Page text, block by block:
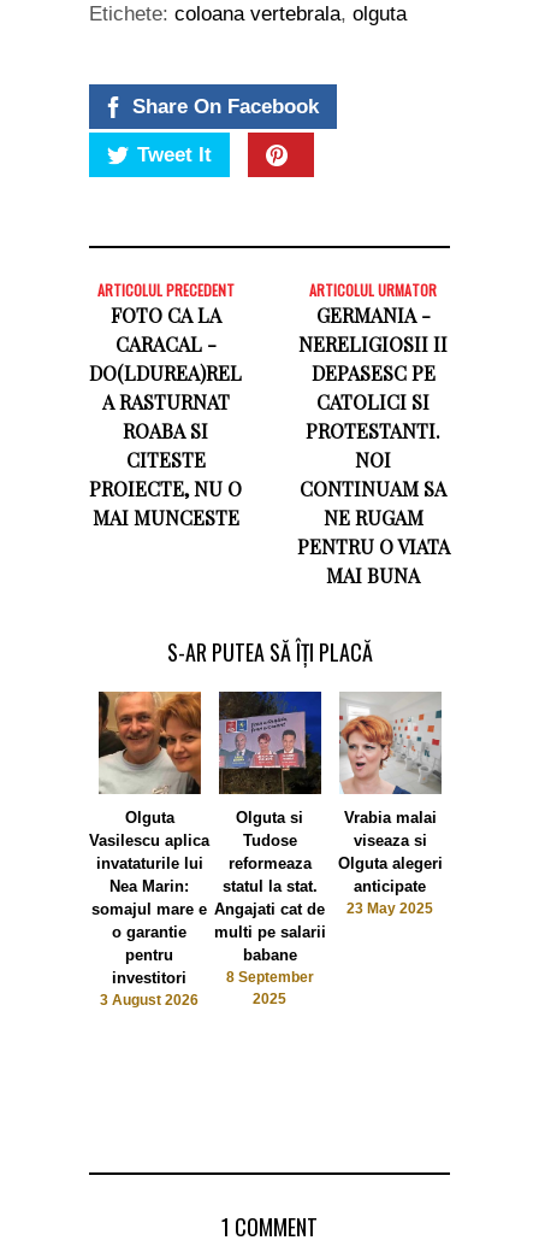
Etichete: coloana vertebrala, olguta
Share On Facebook
Tweet It
ARTICOLUL PRECEDENT
FOTO CA LA
CARACAL -
DO(LDUREA)REL
A RASTURNAT
ROABA SI
CITESTE
PROIECTE, NU O
MAI MUNCESTE
ARTICOLUL URMATOR
GERMANIA -
NERELIGIOSII II
DEPASESC PE
CATOLICI SI
PROTESTANTI.
NOI
CONTINUAM SA
NE RUGAM
PENTRU O VIATA
MAI BUNA
S-AR PUTEA SĂ ÎȚI PLACĂ
Olguta
Vasilescu aplica
invataturile lui
Nea Marin:
somajul mare e
o garantie
pentru
investitori
3 August 2026
Olguta si
Tudose
reformeaza
statul la stat.
Angajati cat de
multi pe salarii
babane
8 September
2025
Vrabia malai
viseaza si
Olguta alegeri
anticipate
23 May 2025
1 COMMENT